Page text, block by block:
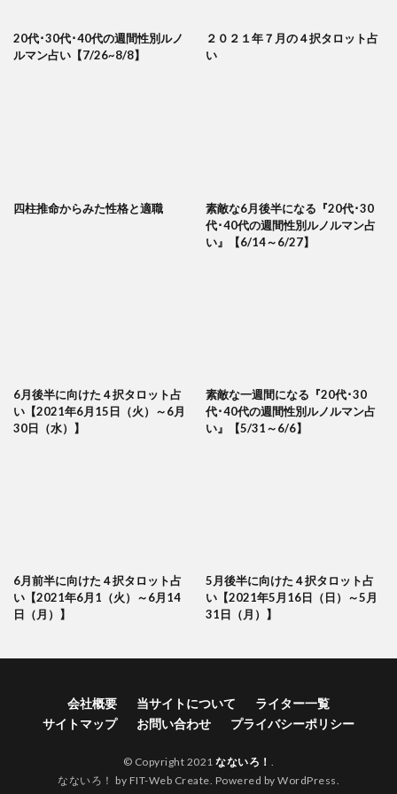
20代･30代･40代の週間性別ルノ
ルマン占い【7/26~8/8】
２０２１年７月の４択タロット占
い
四柱推命からみた性格と適職
素敵な6月後半になる『20代･30
代･40代の週間性別ルノルマン占
い』【6/14～6/27】
6月後半に向けた４択タロット占
い【2021年6月15日（火）～6月
30日（水）】
素敵な一週間になる『20代･30
代･40代の週間性別ルノルマン占
い』【5/31～6/6】
6月前半に向けた４択タロット占
い【2021年6月1（火）～6月14
日（月）】
5月後半に向けた４択タロット占
い【2021年5月16日（日）～5月
31日（月）】
会社概要 当サイトについて
ライター一覧
サイトマップ
お問い合わせ プライバシーポリシー
© Copyright 2021なないろ！ .
なないろ！ by FIT-Web Create. Powered by WordPress.